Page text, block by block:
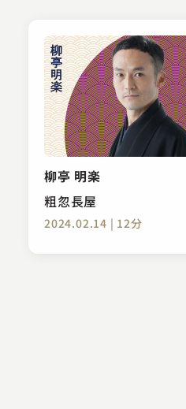
柳亭 明楽
粗忽長屋
2024.02.14 | 12分